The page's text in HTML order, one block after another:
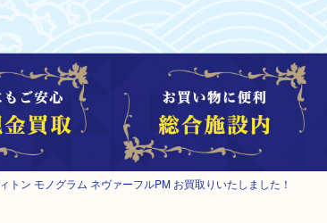
トン モノグラム ネヴァーフルPM お買取りいたしました！